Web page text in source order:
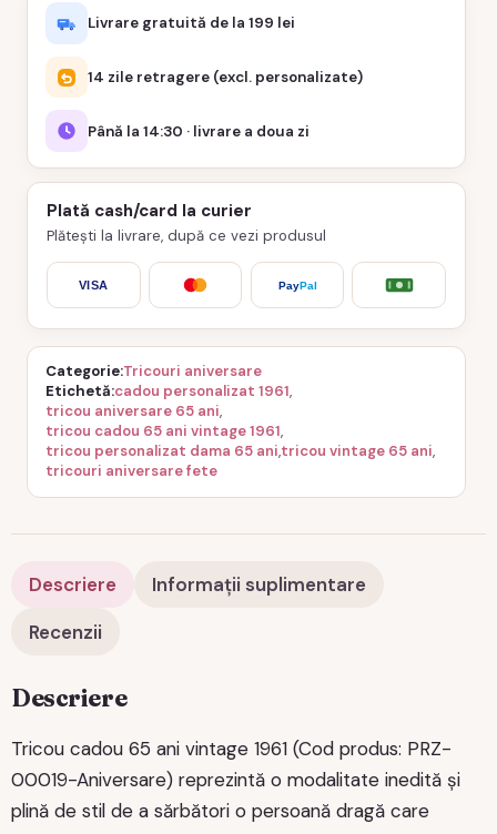
Livrare gratuită de la 199 lei
14 zile retragere (excl. personalizate)
Până la 14:30 · livrare a doua zi
Plată cash/card la curier
Plătești la livrare, după ce vezi produsul
VISA PayPal
Categorie Tricouri aniversare
Etichetă cadou personalizat 1961,
tricou aniversare 65 ani,
tricou cadou 65 ani vintage 1961,
tricou personalizat dama 65 ani,tricou vintage 65 ani,
tricouri aniversare fete
Descriere
Informații suplimentare
Recenzii
Descriere
Tricou cadou 65 ani vintage 1961 (Cod produs: PRZ-
00019-Aniversare) reprezintă o modalitate inedită și
plină de stil de a sărbători o persoană dragă care